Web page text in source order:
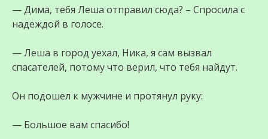
— Дима, тебя Леша отправил сюда? – Спросила с
надеждой в голосе.
— Леша в город уехал, Ника, я сам вызвал
спасателей, потому что верил, что тебя найдут.
Он подошел к мужчине и протянул руку:
— Большое вам спасибо!